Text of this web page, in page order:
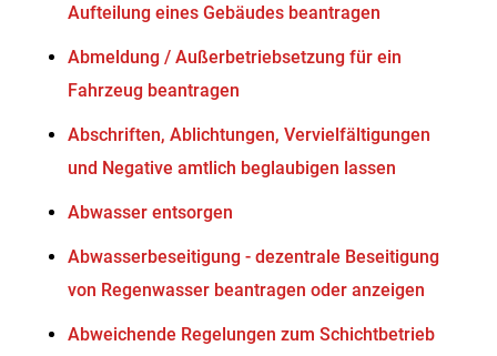
Aufteilung eines Gebäudes beantragen
Abmeldung / Außerbetriebsetzung für ein
Fahrzeug beantragen
Abschriften, Ablichtungen, Vervielfältigungen
und Negative amtlich beglaubigen lassen
Abwasser entsorgen
Abwasserbeseitigung - dezentrale Beseitigung
von Regenwasser beantragen oder anzeigen
Abweichende Regelungen zum Schichtbetrieb